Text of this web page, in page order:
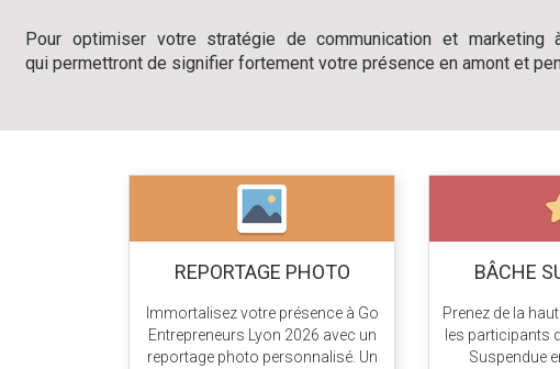
Pour optimiser votre stratégie de communication et marketing
qui permettront de signifier fortement votre présence en amont et
REPORTAGE PHOTO
Immortalisez votre présence à Go
Entrepreneurs Lyon 2026 avec un
reportage photo personnalisé. Un
BÂCHE
Prenez de la
les participants
Suspendue